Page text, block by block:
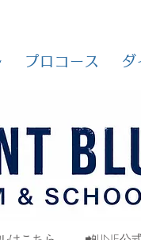
プロコース ダ